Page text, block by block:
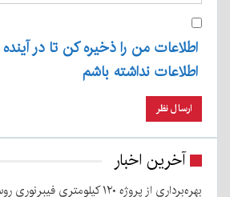
اطلاعات من را ذخیره کن تا در
اطلاعات نداشته باشم
آخرین اخبار
بهره‌برداری از پروژه ۱۲۰ کیلومتری فیبرنوری روستایی در قلعه‌گنج